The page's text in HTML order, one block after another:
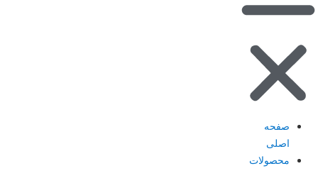
صفحه
اصلی
محصولات